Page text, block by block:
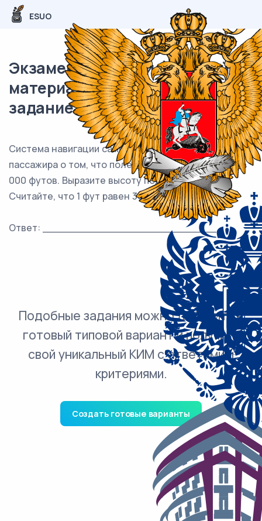
ESUO
Экзаменационный (типовой)
материал ЕГЭ / База / 01
задание (24) / 327
Система навигации самолёта информирует
пассажира о том, что полёт проходит на высоте 24
000 футов. Выразите высоту полёта в метрах.
Считайте, что 1 фут равен 30,5 см.
Ответ: ___________________________.
Подобные задания можно добавить в
готовый типовой вариант и получить
свой уникальный КИМ с ответами и
критериями.
Создать готовые варианты